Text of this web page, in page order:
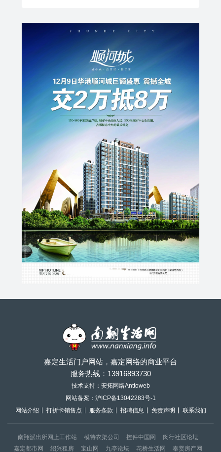
嘉定生活门户网站，嘉定网络的商业平台
服务热线： 13916893730
技术支持：安拓网络Anttoweb
网站备案： 沪ICP备13042283号-1
网站介绍
打折卡销售点 服务条款 招聘信息 免责声明 联系我们
南翔派出所网上工作站 模特衣架公司 控件中国网
闵行社区论坛
嘉定都市网
绍兴租房 宝山网 九亭论坛 花桥生活网 奉贤房产网